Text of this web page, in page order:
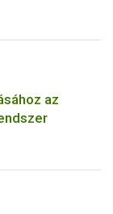
az